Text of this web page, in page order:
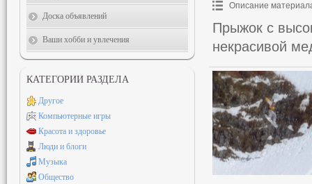
Описание
Прыжок с
некрасивой
Доска объявлений
Ваши хобби и увлечения
КАТЕГОРИИ РАЗДЕЛА
Другое
Компьютерные игры
Красота и здоровье
Люди и блоги
Музыка
Общество